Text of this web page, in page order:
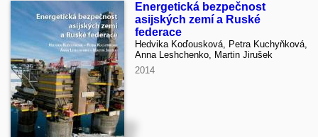
Energetická bezpečnost
asijských zemí a Ruské
federace
Hedvika Koďousková, Petra Kuchyňková,
Anna Leshchenko, Martin Jirušek
2014